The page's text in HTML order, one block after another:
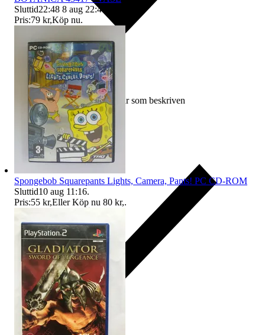
Ersättning om varan inte är som beskriven
Sluttid22:48 8 aug 22:48
Pris:79 kr,Köp nu.
Spongebob Squarepants Lights, Camera, Pants! PC CD-ROM
Sluttid10 aug 11:16.
Pris:55 kr,Eller Köp nu 80 kr,.